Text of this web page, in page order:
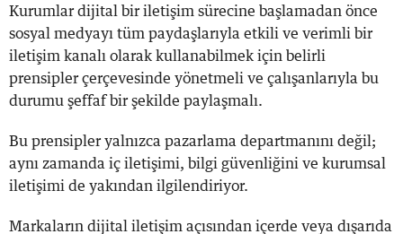
Kurumlar dijital bir iletişim sürecine başlamadan önce
sosyal medyayı tüm paydaşlarıyla etkili ve verimli bir
iletişim kanalı olarak kullanabilmek için belirli
prensipler çerçevesinde yönetmeli ve çalışanlarıyla bu
durumu şeffaf bir şekilde paylaşmalı.
Bu prensipler yalnızca pazarlama departmanını değil;
aynı zamanda iç iletişimi, bilgi güvenliğini ve kurumsal
iletişimi de yakından ilgilendiriyor.
Markaların dijital iletişim açısından içerde veya dışarıda